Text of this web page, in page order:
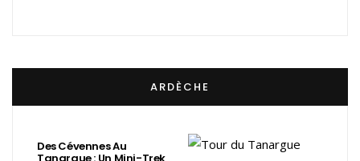
ARDÈCHE
Des Cévennes Au